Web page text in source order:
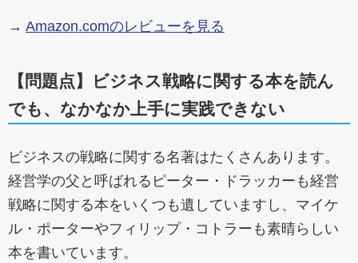
→ Amazon.comのレビューを見る
【問題点】ビジネス戦略に関する本を読ん
でも、なかなか上手に実践できない
ビジネスの戦略に関する名著はたくさんあります。
経営学の父と呼ばれるピーター・ドラッカーも経営
戦略に関する本をいくつも遺していますし、マイケ
ル・ポーターやフィリップ・コトラーも素晴らしい
本を書いています。